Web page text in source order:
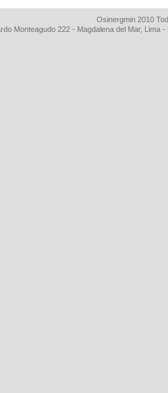
Osinergmin 2010
Monteagudo 222 - Magdalena del Mar, Lima